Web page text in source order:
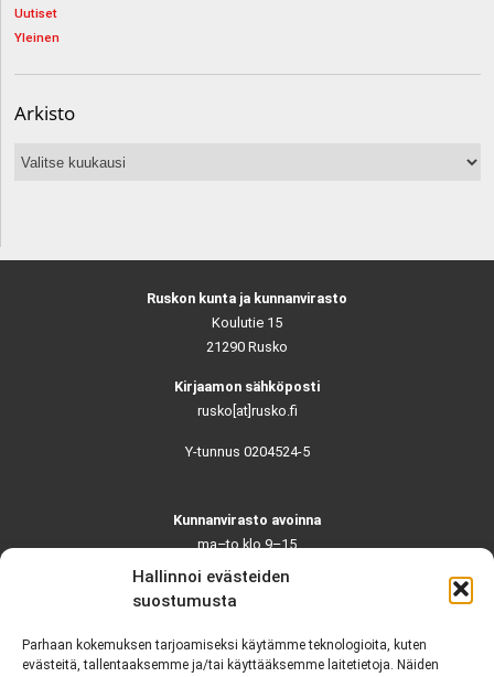
Hallinnoi evästeiden
suostumusta
Parhaan kokemuksen tarjoamiseksi käytämme teknologioita, kuten
evästeitä, tallentaaksemme ja/tai käyttääksemme laitetietoja. Näiden
Uutiset
Yleinen
Arkisto
Arkisto
Ruskon kunta ja kunnanvirasto
Koulutie 15
21290 Rusko
Kirjaamon sähköposti
rusko[at]rusko.fi
Y-tunnus 0204524-5
Kunnanvirasto avoinna
ma–to klo 9–15
pe ja aattoina klo 9–14
Suljettuna ma–pe klo 11–12